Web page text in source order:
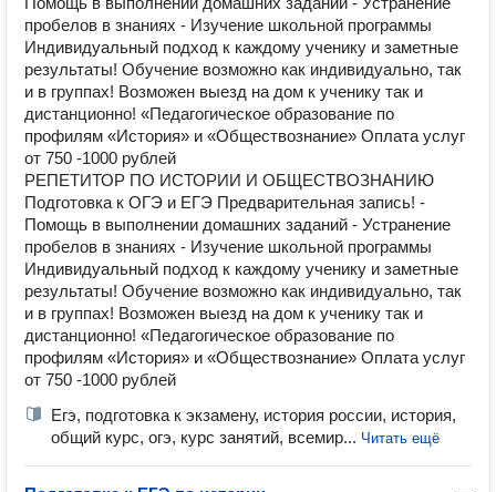
пробелов в знаниях - Изучение школьной программы
Индивидуальный подход к каждому ученику и заметные
результаты! Обучение возможно как индивидуально, так
и в группах! Возможен выезд на дом к ученику так и
дистанционно! «Педагогическое образование по
профилям «История» и «Обществознание» Оплата услуг
от 750 -1000 рублей
РЕПЕТИТОР ПО ИСТОРИИ И ОБЩЕСТВОЗНАНИЮ
Подготовка к ОГЭ и ЕГЭ Предварительная запись! -
Помощь в выполнении домашних заданий - Устранение
пробелов в знаниях - Изучение школьной программы
Индивидуальный подход к каждому ученику и заметные
результаты! Обучение возможно как индивидуально, так
и в группах! Возможен выезд на дом к ученику так и
дистанционно! «Педагогическое образование по
профилям «История» и «Обществознание» Оплата услуг
от 750 -1000 рублей
Егэ, подготовка к экзамену, история россии, история,
общий курс, огэ, курс занятий, всемир... Читать ещё